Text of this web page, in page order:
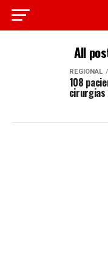
All
REGIONAL
108